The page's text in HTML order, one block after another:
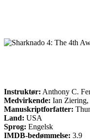
Instruktør: Anthony C.
Medvirkende: Ian Ziering,
Manuskriptforfatter:
Land: USA
Sprog: Engelsk
IMDB-bedømmelse: 3.9